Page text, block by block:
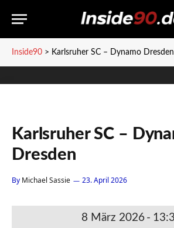
Inside90 > Karlsruher SC – Dynamo Dresden
Karlsruher SC –
Dresden
By Michael Sassie 23. April 2026
8 März 2026 -